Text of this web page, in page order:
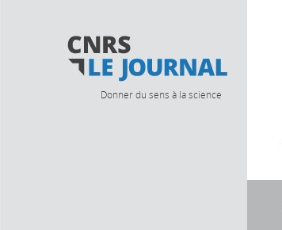
Donner du sens à la science